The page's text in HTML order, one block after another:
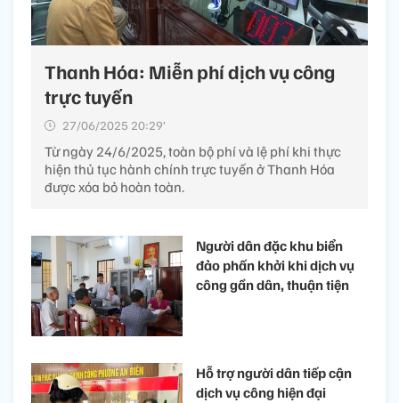
Thanh Hóa: Miễn phí dịch vụ công
trực tuyến
27/06/2025 20:29’
Từ ngày 24/6/2025, toàn bộ phí và lệ phí khi thực
hiện thủ tục hành chính trực tuyến ở Thanh Hóa
được xóa bỏ hoàn toàn.
Người dân đặc khu biển
đảo phấn khởi khi dịch vụ
công gần dân, thuận tiện
Hỗ trợ người dân tiếp cận
dịch vụ công hiện đại